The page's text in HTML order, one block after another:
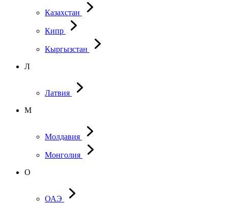
Казахстан
Кипр
Кыргызстан
Л
Латвия
М
Молдавия
Монголия
О
ОАЭ